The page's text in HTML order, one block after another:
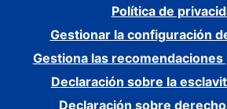
Política de
Gestionar la configuración
Gestiona las
Declaración sobre la
Declaración sobre